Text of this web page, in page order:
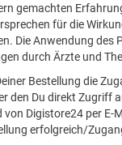
gemachten
für die
Die Anwendung des
durch Ärzte und
Bestellung die
den Du direkt Zugriff
Digistore24 per E-
erfolgreich/